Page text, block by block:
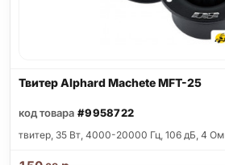
Твитер Alphard Machete MFT-25
код товара #9958722
твитер, 35 Вт, 4000-20000 Гц, 106 дБ, 4 Ом